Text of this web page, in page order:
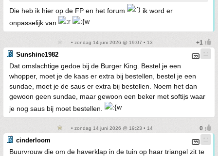
Die heb ik hier op de FP en het forum
ik word er
onpasselijk van
• zondag 14 juni 2026 @ 19:07 • 13
Sunshine1982
Dat omslachtige gedoe bij de Burger King. Bestel je een
whopper, moet je de kaas er extra bij bestellen, bestel je een
sundae, moet je de saus er extra bij bestellen. Noem het dan
gewoon geen sundae, maar gewoon een beker met softijs waar
je nog saus bij moet bestellen.
• zondag 14 juni 2026 @ 19:23 • 14
cinderloom
Buurvrouw die om de haverklap in de tuin op haar triangel zit te